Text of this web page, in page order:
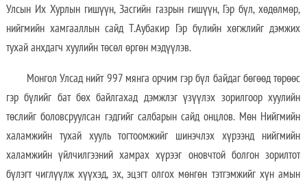
Улсын Их Хурлын гишүүн, Засгийн газрын гишүүн, Гэр бүл, хөдөлмөр,
нийгмийн хамгааллын сайд Т.Аубакир Гэр бүлийн хөгжлийг дэмжих
тухай анхдагч хуулийн төсөл өргөн мэдүүлэв.
Монгол Улсад нийт 997 мянга орчим гэр бүл байдаг бөгөөд төрөөс
гэр бүлийг бат бөх байлгахад дэмжлэг үзүүлэх зорилгоор хуулийн
төслийг боловсруулсан гэдгийг салбарын сайд онцлов. Мөн Нийгмийн
халамжийн тухай хууль тогтоомжийг шинэчлэх хүрээнд нийгмийн
халамжийн үйлчилгээний хамрах хүрээг оновчтой болгон зорилтот
бүлэгт чиглүүлж хүүхэд, эх, эцэгт олгох мөнгөн тэтгэмжийг хүн амын